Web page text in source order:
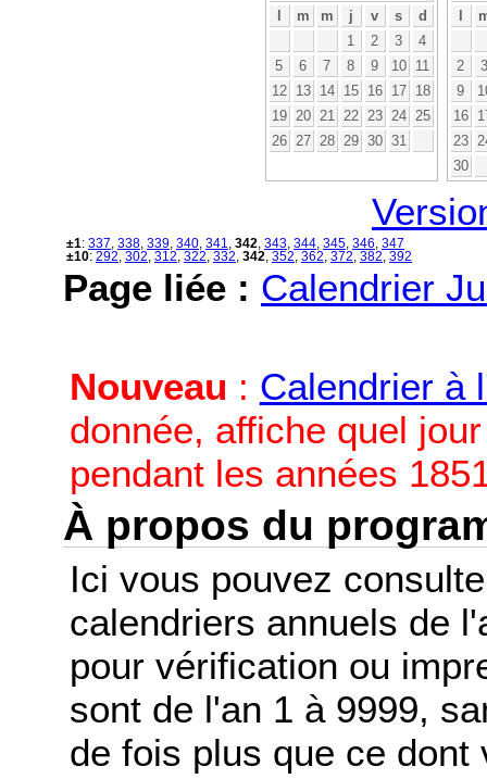
l
m m j v s
d
1
2 3
4
5
6 7 8 9 10
11
12
13 14 15 16 17
18
19
20 21 22 23 24
25
26
27 28 29 30 31
l
2
3
9
16
23
30
±1: 337 338 339 340 341 342 343 344 345 346 347
±10: 292 302 312 322 332 342 352 362 372 382 392
Page liée : Calendrier
Nouveau : Calendrier à
donnée, affiche quel
pendant les années
À propos du
Ici vous pouvez
calendriers annuels de
pour vérification ou
sont de l'an 1 à 9999,
de fois plus que ce dont